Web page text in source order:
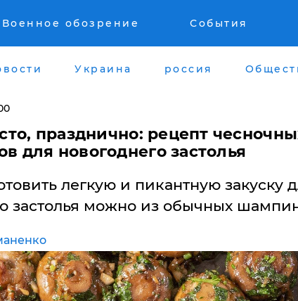
Военное обозрение События
Украина россия
празднично: рецепт
для новогоднего застолья
легкую и пикантную закуску
застолья можно из обычных